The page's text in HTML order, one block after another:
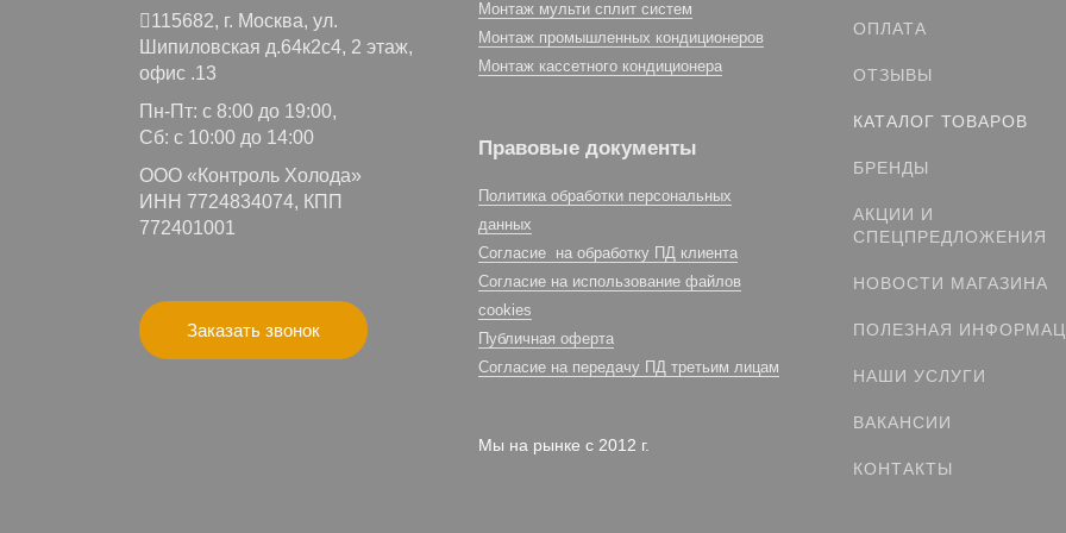
115682, г. Москва, ул.
Шипиловская д.64к2с4, 2 этаж,
офис .13
Пн-Пт: с 8:00 до 19:00,
Сб: с 10:00 до 14:00
ООО «Контроль Холода»
ИНН 7724834074, КПП
772401001
Заказать звонок
Монтаж мульти сплит систем
Монтаж промышленных кондиционеров
Монтаж кассетного кондиционера
Правовые документы
Политика обработки персональных
данных
Согласие на обработку ПД клиента
Согласие на использование файлов
cookies
Публичная оферта
Согласие на передачу ПД третьим лицам
Мы на рынке с 2012 г.
ОПЛАТА
ОТЗЫВЫ
КАТАЛОГ ТОВАРОВ
БРЕНДЫ
АКЦИИ И
СПЕЦПРЕДЛОЖЕНИЯ
НОВОСТИ МАГАЗИНА
ПОЛЕЗНАЯ
НАШИ УСЛУГИ
ВАКАНСИИ
КОНТАКТЫ